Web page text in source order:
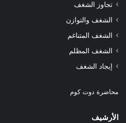
تجاوز الشغف
الشغف والتوازن
الشغف المتناغم
الشغف المظلم
إيجاد الشغف
محاضرة دوت كوم
الأرشيف